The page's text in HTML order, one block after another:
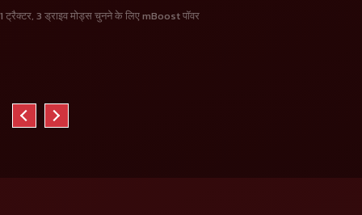
1 ट्रैक्टर, 3 ड्राइव मोड्स चुनने के लिए mBoost पॉवर